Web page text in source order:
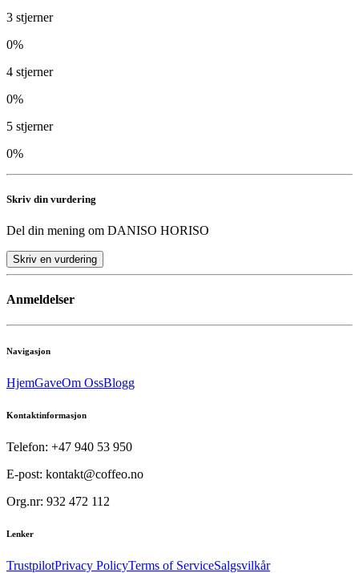
3 stjerner
0%
4 stjerner
0%
5 stjerner
0%
Skriv din vurdering
Del din mening om DANISO HORISO
Skriv en vurdering
Anmeldelser
Navigasjon
HjemGaveOm OssBlogg
Kontaktinformasjon
Telefon: +47 940 53 950
E-post: kontakt@coffeo.no
Org.nr: 932 472 112
Lenker
TrustpilotPrivacy PolicyTerms of ServiceSalgsvilkår